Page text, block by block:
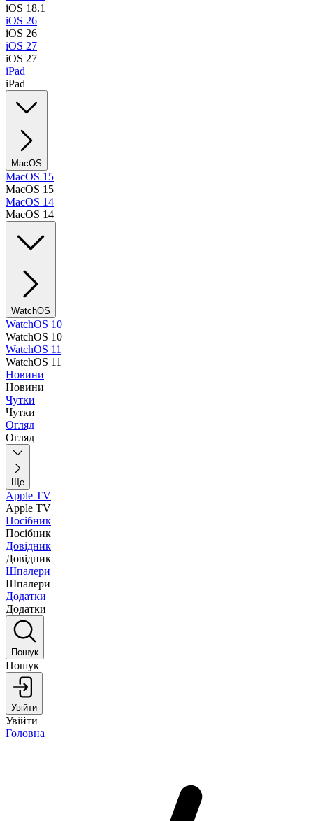
iOS 18.1
iOS 26
iOS 26
iOS 27
iOS 27
iPad
iPad
MacOS
MacOS 15
MacOS 15
MacOS 14
MacOS 14
WatchOS
WatchOS 10
WatchOS 10
WatchOS 11
WatchOS 11
Новини
Новини
Чутки
Чутки
Огляд
Огляд
Ще
Apple TV
Apple TV
Посібник
Посібник
Довідник
Довідник
Шпалери
Шпалери
Додатки
Додатки
Пошук
Пошук
Увійти
Увійти
Головна